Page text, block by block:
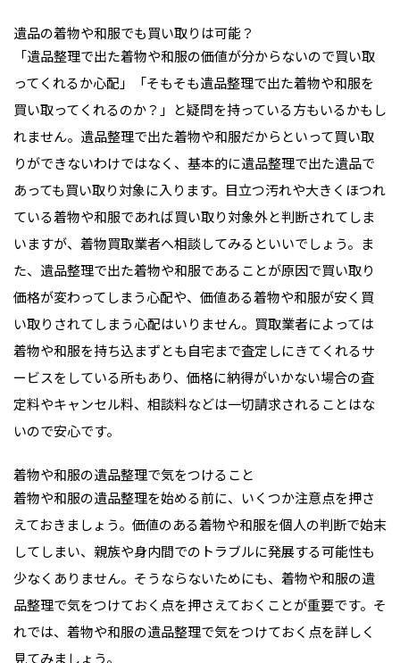
遺品の着物や和服でも買い取りは可能？
「遺品整理で出た着物や和服の価値が分からないので買い取
ってくれるか心配」「そもそも遺品整理で出た着物や和服を
買い取ってくれるのか？」と疑問を持っている方もいるかもし
れません。遺品整理で出た着物や和服だからといって買い取
りができないわけではなく、基本的に遺品整理で出た遺品で
あっても買い取り対象に入ります。目立つ汚れや大きくほつれ
ている着物や和服であれば買い取り対象外と判断されてしま
いますが、着物買取業者へ相談してみるといいでしょう。ま
た、遺品整理で出た着物や和服であることが原因で買い取り
価格が変わってしまう心配や、価値ある着物や和服が安く買
い取りされてしまう心配はいりません。買取業者によっては
着物や和服を持ち込まずとも自宅まで査定しにきてくれるサ
ービスをしている所もあり、価格に納得がいかない場合の査
定料やキャンセル料、相談料などは一切請求されることはな
いので安心です。
着物や和服の遺品整理で気をつけること
着物や和服の遺品整理を始める前に、いくつか注意点を押さ
えておきましょう。価値のある着物や和服を個人の判断で始末
してしまい、親族や身内間でのトラブルに発展する可能性も
少なくありません。そうならないためにも、着物や和服の遺
品整理で気をつけておく点を押さえておくことが重要です。そ
れでは、着物や和服の遺品整理で気をつけておく点を詳しく
見てみましょう。